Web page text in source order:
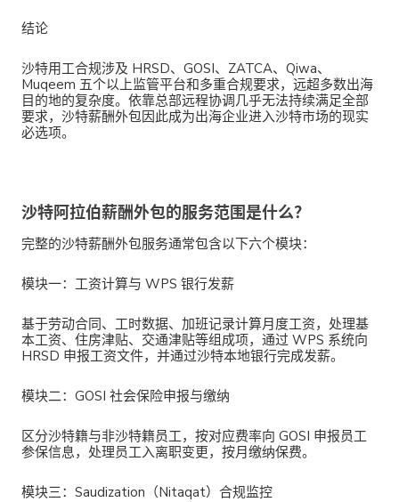
结论
沙特用工合规涉及 HRSD、GOSI、ZATCA、Qiwa、
Muqeem 五个以上监管平台和多重合规要求，远超多数出海
目的地的复杂度。依靠总部远程协调几乎无法持续满足全部
要求，沙特薪酬外包因此成为出海企业进入沙特市场的现实
必选项。
沙特阿拉伯薪酬外包的服务范围是什么？
完整的沙特薪酬外包服务通常包含以下六个模块：
模块一：工资计算与 WPS 银行发薪
基于劳动合同、工时数据、加班记录计算月度工资，处理基
本工资、住房津贴、交通津贴等组成项，通过 WPS 系统向
HRSD 申报工资文件，并通过沙特本地银行完成发薪。
模块二：GOSI 社会保险申报与缴纳
区分沙特籍与非沙特籍员工，按对应费率向 GOSI 申报员工
参保信息，处理员工入离职变更，按月缴纳保费。
模块三：Saudization（Nitaqat）合规监控